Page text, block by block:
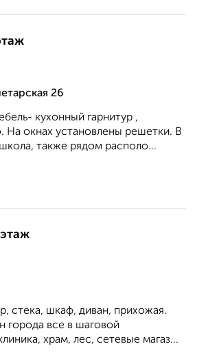
26
кухонный гарнитур ,
окнах установлены решетки. В
также рядом располо...
стека, шкаф, диван, прихожая.
города все в шаговой
храм, лес, сетевые магаз...